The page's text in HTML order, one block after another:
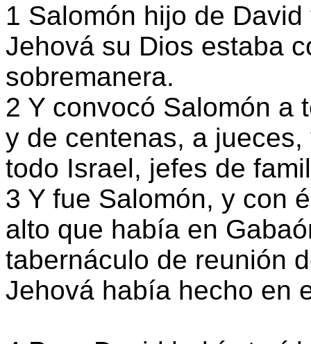
1 Salomón hijo de
Jehová su Dios estaba
sobremanera.
2 Y convocó Salomón a
y de centenas, a
todo Israel, jefes de
3 Y fue Salomón, y con
alto que había en
tabernáculo de reunión
Jehová había hecho en